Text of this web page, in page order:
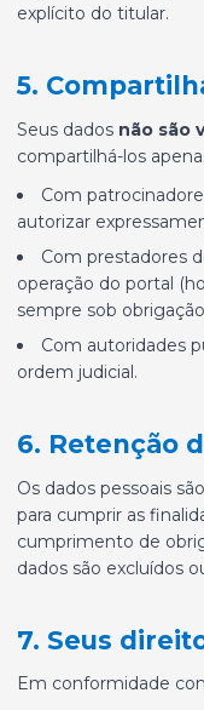
explícito do titular.
5.
Seus dados não são
compartilhá-los
Com
autorizar
Com prestadores
operação do portal
sempre sob
Com autoridades
ordem judicial.
6. Retenção
Os dados pessoais
para cumprir as
cumprimento de
dados são excluídos
7. Seus
Em conformidade